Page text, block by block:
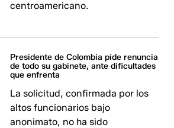
centroamericano.
Presidente de Colombia pide renuncia
de todo su gabinete, ante dificultades
que enfrenta
La solicitud, confirmada por los
altos funcionarios bajo
anonimato, no ha sido